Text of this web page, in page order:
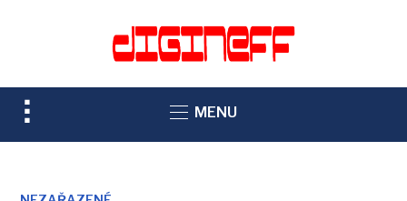
TOGGLE
SIDEBAR
NAVIGATION
MENU